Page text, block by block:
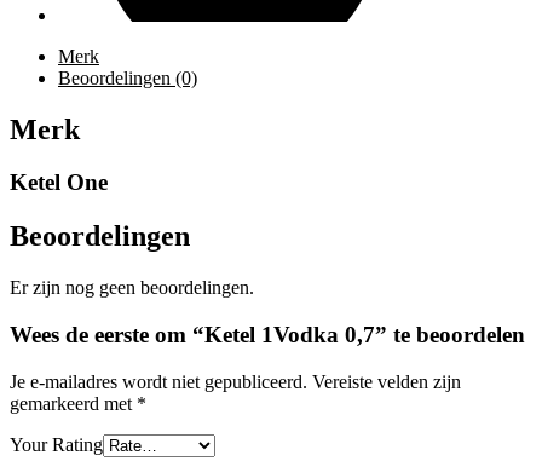
Merk
Beoordelingen (0)
Merk
Ketel One
Beoordelingen
Er zijn nog geen beoordelingen.
Wees de eerste om “Ketel 1Vodka 0,7” te beoordelen
Je e-mailadres wordt niet gepubliceerd. Vereiste velden zijn
gemarkeerd met *
Your Rating